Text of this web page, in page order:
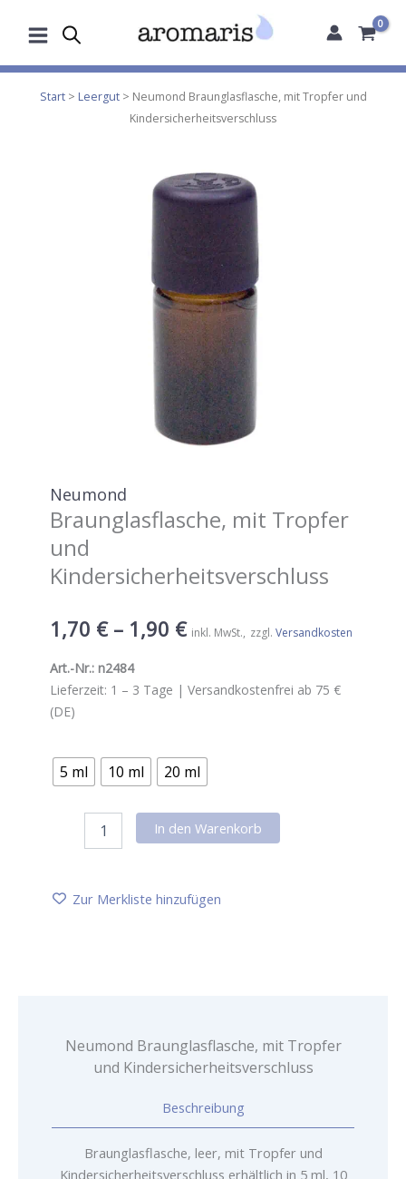
Inhalt
Start> Leergut> Neumond Braunglasflasche, mit Tropfer und
Kindersicherheitsverschluss
Neumond
Braunglasflasche, mit Tropfer
und
Kindersicherheitsverschluss
1,70 €– 1,90 € inkl. MwSt. zzgl. Versandkosten
Art.-Nr.: n2484
Lieferzeit: 1 – 3 Tage | Versandkostenfrei ab 75 €
(DE)
5 ml 10 ml 20 ml
Braunglasflasche,
und
Kindersicherheitsverschluss
In den Warenkorb
Zur Merkliste hinzufügen
Neumond Braunglasflasche, mit Tropfer
und Kindersicherheitsverschluss
Beschreibung
Braunglasflasche, leer, mit Tropfer und
Kindersicherheitsverschluss erhältlich in 5 ml, 10